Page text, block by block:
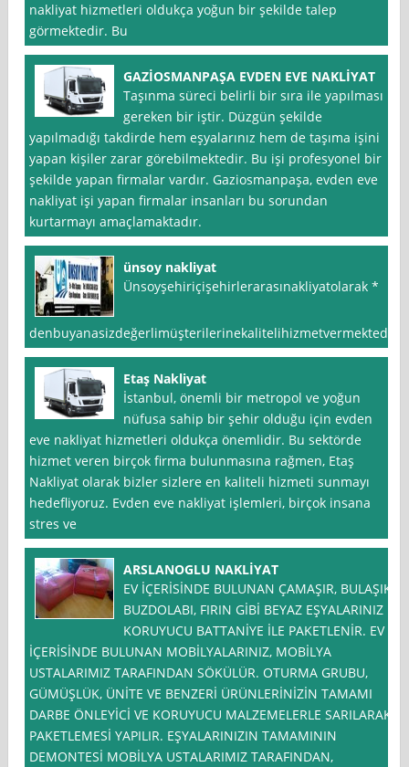
nakliyat hizmetleri oldukça yoğun bir şekilde talep
görmektedir. Bu
GAZİOSMANPAŞA EVDEN EVE NAKLİYAT
Taşınma süreci belirli bir sıra ile yapılması
gereken bir iştir. Düzgün şekilde
yapılmadığı takdirde hem eşyalarınız hem de taşıma işini
yapan kişiler zarar görebilmektedir. Bu işi profesyonel bir
şekilde yapan firmalar vardır. Gaziosmanpaşa, evden eve
nakliyat işi yapan firmalar insanları bu sorundan
kurtarmayı amaçlamaktadır.
ünsoy nakliyat
Ünsoyşehiriçişehirlerarasınakliyatolarak *
denbuyanasizdeğerlimüşterilerinekalitelihizmetvermektedir
Etaş Nakliyat
İstanbul, önemli bir metropol ve yoğun
nüfusa sahip bir şehir olduğu için evden
eve nakliyat hizmetleri oldukça önemlidir. Bu sektörde
hizmet veren birçok firma bulunmasına rağmen, Etaş
Nakliyat olarak bizler sizlere en kaliteli hizmeti sunmayı
hedefliyoruz. Evden eve nakliyat işlemleri, birçok insana
stres ve
ARSLANOGLU NAKLİYAT
EV İÇERİSİNDE BULUNAN ÇAMAŞIR, BULAŞIK,
BUZDOLABI, FIRIN GİBİ BEYAZ EŞYALARINIZ
KORUYUCU BATTANİYE İLE PAKETLENİR. EV
İÇERİSİNDE BULUNAN MOBİLYALARINIZ, MOBİLYA
USTALARIMIZ TARAFINDAN SÖKÜLÜR. OTURMA GRUBU,
GÜMÜŞLÜK, ÜNİTE VE BENZERİ ÜRÜNLERİNİZİN TAMAMI
DARBE ÖNLEYİCİ VE KORUYUCU MALZEMELERLE SARILARAK
PAKETLEMESİ YAPILIR. EŞYALARINIZIN TAMAMININ
DEMONTESİ MOBİLYA USTALARIMIZ TARAFINDAN,